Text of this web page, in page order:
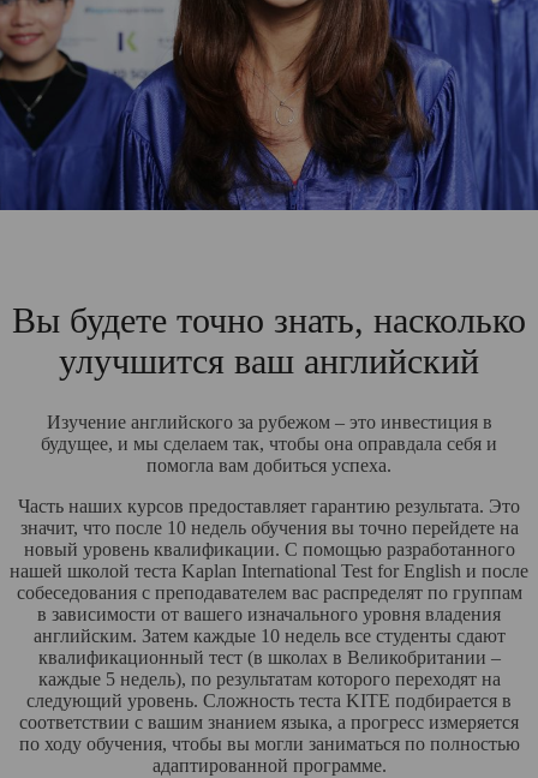
Вы будете точно знать, насколько
улучшится ваш английский
Изучение английского за рубежом – это инвестиция в
будущее, и мы сделаем так, чтобы она оправдала себя и
помогла вам добиться успеха.
Часть наших курсов предоставляет гарантию результата. Это
значит, что после 10 недель обучения вы точно перейдете на
новый уровень квалификации. С помощью разработанного
нашей школой теста Kaplan International Test for English и после
собеседования с преподавателем вас распределят по группам
в зависимости от вашего изначального уровня владения
английским. Затем каждые 10 недель все студенты сдают
квалификационный тест (в школах в Великобритании –
каждые 5 недель), по результатам которого переходят на
следующий уровень. Сложность теста KITE подбирается в
соответствии с вашим знанием языка, а прогресс измеряется
по ходу обучения, чтобы вы могли заниматься по полностью
адаптированной программе.